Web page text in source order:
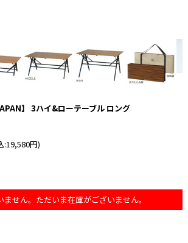
】 3ハイ&ローテーブル ロング
:19,580円)
ません。ただいま在庫がございません。